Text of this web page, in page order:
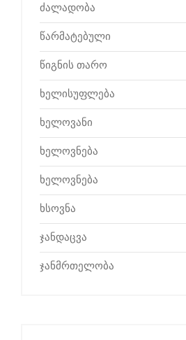
ძალადობა
წარმატებული
წიგნის თარო
ხელისუფლება
ხელოვანი
ხელოვნება
ხელოვნება
ხსოვნა
ჯანდაცვა
ჯანმრთელობა